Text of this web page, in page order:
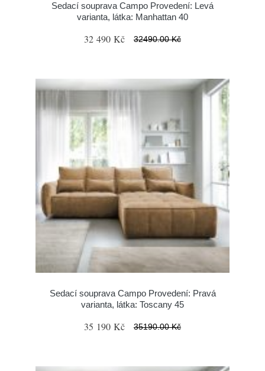
Sedací souprava Campo Provedení: Levá
varianta, látka: Manhattan 40
32 490 Kč 32490.00 Kč
Sedací souprava Campo Provedení: Pravá
varianta, látka: Toscany 45
35 190 Kč 35190.00 Kč